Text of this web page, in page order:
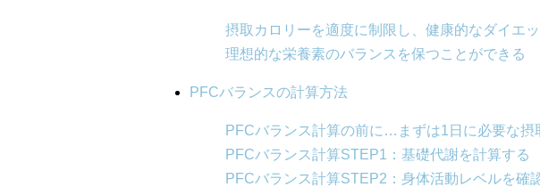
摂取カロリーを適度に制限し、健康的なダイエ
理想的な栄養素のバランスを保つことができる
PFCバランスの計算方法
PFCバランス計算の前に…まずは1日に必要な摂
PFCバランス計算STEP1：基礎代謝を計算する
PFCバランス計算STEP2：身体活動レベルを確